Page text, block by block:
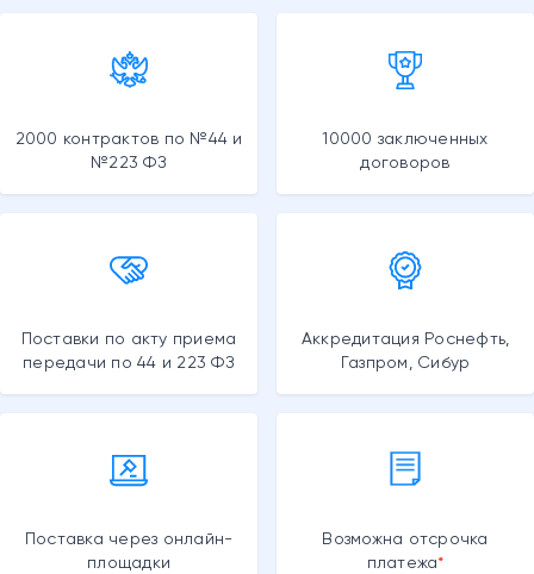
2000 контрактов по №44 и
№223 ФЗ
10000 заключенных
договоров
Поставки по акту приема
передачи по 44 и 223 ФЗ
Аккредитация Роснефть,
Газпром, Сибур
Поставка через онлайн-
площадки
Возможна отсрочка
платежа